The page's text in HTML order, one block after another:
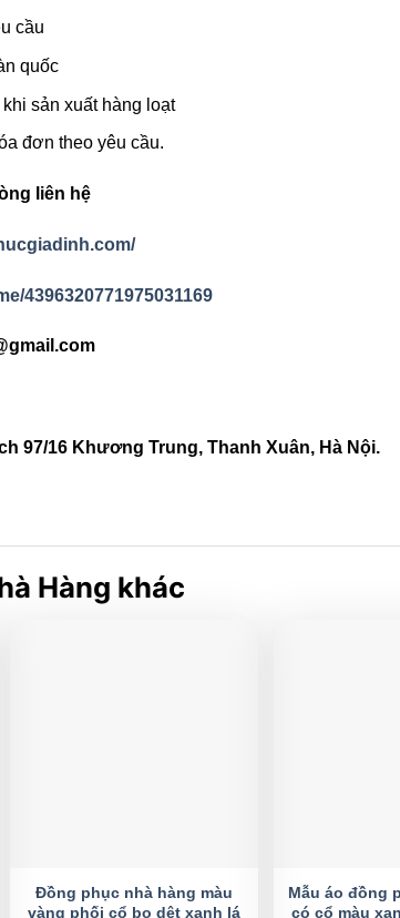
cầu
quốc
sản xuất hàng loạt
đơn theo yêu cầu.
liên hệ
4396320771975031169
97/16 Khương Trung, Thanh Xuân, Hà Nội.
Hàng khác
Đồng phục nhà hàng màu
vàng phối cổ bo dệt xanh lá
Mẫu áo đồng
có cổ màu